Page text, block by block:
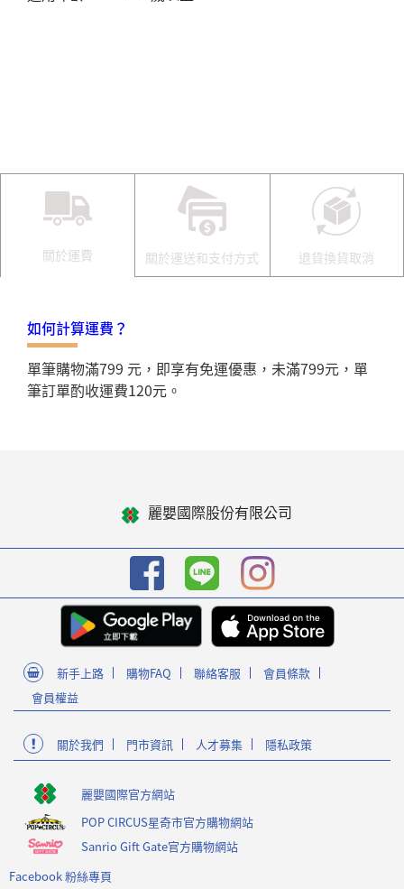
關於運費 關於運送和支付方式 退貨換貨取消
如何計算運費？
單筆購物滿799 元，即享有免運優惠，未滿799元，單
筆訂單酌收運費120元。
麗嬰國際股份有限公司
新手上路 購物FAQ 聯絡客服
會員條款
會員權益
關於我們 門市資訊 人才募集 隱私政策
麗嬰國際官方網站
POP CIRCUS星奇市官方購物網站
Sanrio Gift Gate官方購物網站
Facebook 粉絲專頁